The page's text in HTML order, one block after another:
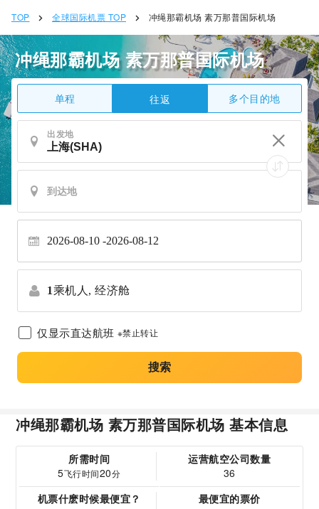
TOP 全球国际机票 TOP 冲绳那霸机场 素万那普国际机场
冲绳那霸机场 素万那普国际机场
单程 往返 多个目的地
出发地
2026-08-10 2026-08-12
1乘机人, 经济舱
仅显示直达航班 ※禁止转让
搜索
冲绳那霸机场 素万那普国际机场 基本信息
所需时间
5飞行时间20分
运营航空公司数量
36
机票什麽时候最便宜？
最便宜的票价